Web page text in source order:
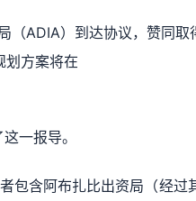
（ADIA）到达协议，赞同
划方案将在
一报导。
包含阿布扎比出资局（经